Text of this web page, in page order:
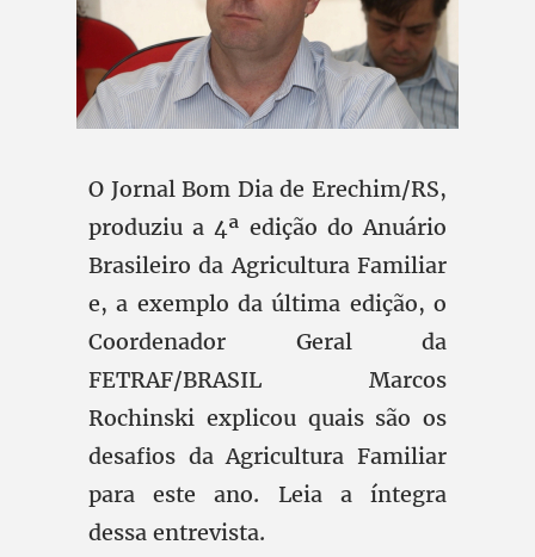
O Jornal Bom Dia de Erechim/RS,
produziu a 4ª edição do Anuário
Brasileiro da Agricultura Familiar
e, a exemplo da última edição, o
Coordenador Geral da
FETRAF/BRASIL Marcos
Rochinski explicou quais são os
desafios da Agricultura Familiar
para este ano. Leia a íntegra
dessa entrevista.